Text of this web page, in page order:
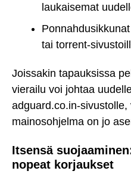
laukaisemat
tai torrent-
Joissakin tapauksissa
vierailu voi johtaa
adguard.co.in-sivustolle,
mainosohjelma on jo
Itsensä
nopeat korjaukset